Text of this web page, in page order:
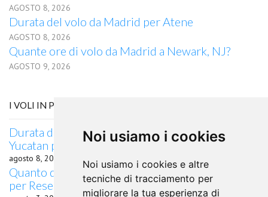
Noi usiamo i cookies
Noi usiamo i cookies e altre
tecniche di tracciamento per
migliorare la tua esperienza di
AGOSTO 8, 2026
Durata del volo da Madrid per Atene
AGOSTO 8, 2026
Quante ore di volo da Madrid a Newark, NJ?
AGOSTO 9, 2026
I VOLI IN PARTENZA DA MERIDA, YUCATAN
Durata del volo quanto dura il volo da Merida,
Yucatan per Hanamaki
agosto 8, 2026
Quanto dura il volo da Merida, Yucatan, Brasile
per Resende, Messico